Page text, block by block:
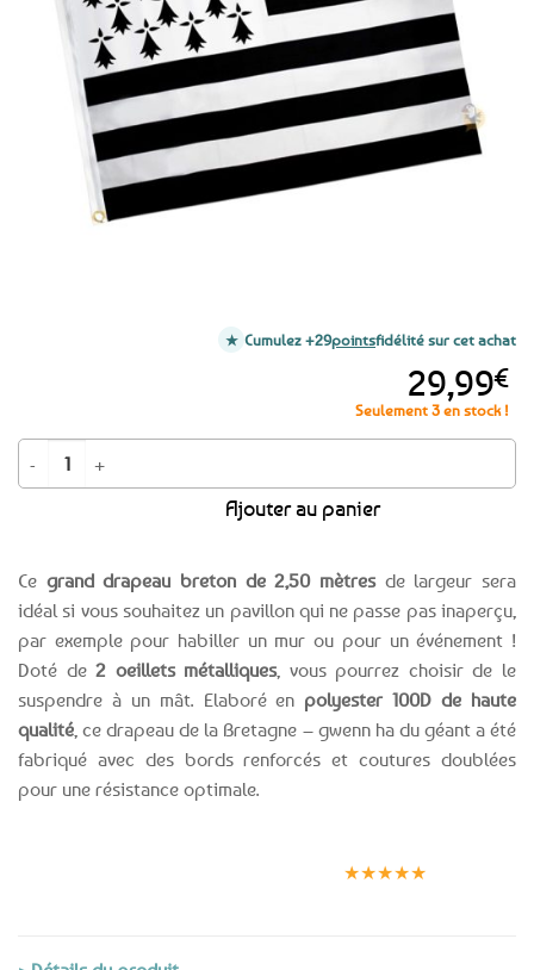
favoris
Ce grand drapeau breton de 2,50 mètresde largeur sera
idéal si vous souhaitez un pavillon qui ne passe pas inaperçu,
par exemple pour habiller un mur ou pour un événement !
Doté de2 oeillets métalliques, vous pourrez choisir de le
suspendre à un mât. Elaboré en polyester 100D de haute
qualité, ce drapeau de la Bretagne – gwenn ha du géant a été
fabriqué avec des bords renforcés et coutures doublées
pour une résistance optimale.
29,99€
Seulement 3 en stock !
quantité de Grand drapeau breton 250 x 150 cm - Le Gwenn ha du
Ajouter au panier
Cumulez +29pointsfidélité sur cet achat
★★★★★